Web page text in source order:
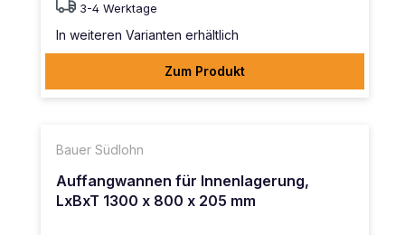
3-4 Werktage
In weiteren Varianten erhältlich
Zum Produkt
Bauer Südlohn
Auffangwannen für Innenlagerung,
LxBxT 1300 x 800 x 205 mm